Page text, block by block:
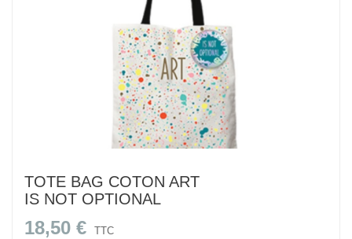
TOTE BAG COTON ART
IS NOT OPTIONAL
18,50 € TTC